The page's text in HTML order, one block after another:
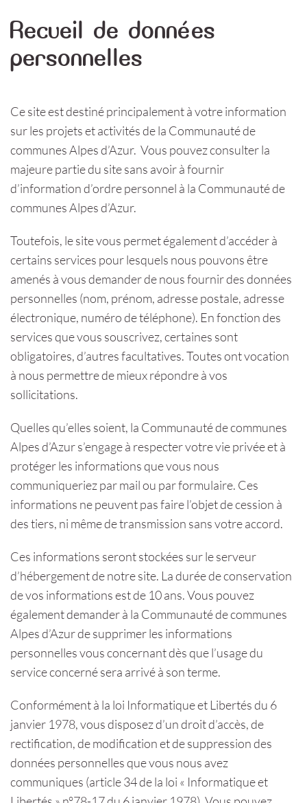
Recueil de données
personnelles
Ce site est destiné principalement à votre information
sur les projets et activités de la Communauté de
communes Alpes d’Azur. Vous pouvez consulter la
majeure partie du site sans avoir à fournir
d’information d’ordre personnel à la Communauté de
communes Alpes d’Azur.
Toutefois, le site vous permet également d’accéder à
certains services pour lesquels nous pouvons être
amenés à vous demander de nous fournir des données
personnelles (nom, prénom, adresse postale, adresse
électronique, numéro de téléphone). En fonction des
services que vous souscrivez, certaines sont
obligatoires, d’autres facultatives. Toutes ont vocation
à nous permettre de mieux répondre à vos
sollicitations.
Quelles qu’elles soient, la Communauté de communes
Alpes d’Azur s’engage à respecter votre vie privée et à
protéger les informations que vous nous
communiqueriez par mail ou par formulaire. Ces
informations ne peuvent pas faire l’objet de cession à
des tiers, ni même de transmission sans votre accord.
Ces informations seront stockées sur le serveur
d’hébergement de notre site. La durée de conservation
de vos informations est de 10 ans. Vous pouvez
également demander à la Communauté de communes
Alpes d’Azur de supprimer les informations
personnelles vous concernant dès que l’usage du
service concerné sera arrivé à son terme.
Conformément à la loi Informatique et Libertés du 6
janvier 1978, vous disposez d’un droit d’accès, de
rectification, de modification et de suppression des
données personnelles que vous nous avez
communiques (article 34 de la loi « Informatique et